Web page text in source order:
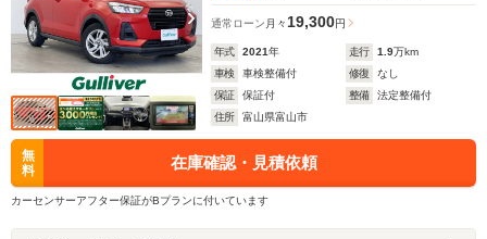
通常ローン 月々 19,300円
年式 2021年 走行 1.9万km
車検
車検整備付 修復
なし
保証
保証付 整備
法定整備付
住所
富山県富山市
無
料
在庫確認・見積依頼
カーセンサーアフター保証がBプランに付いています